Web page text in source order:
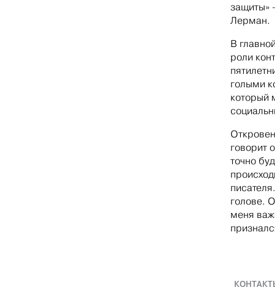
защиты»
Лерман.
В
роли
голыми
который
говорит
точно
голове.
меня